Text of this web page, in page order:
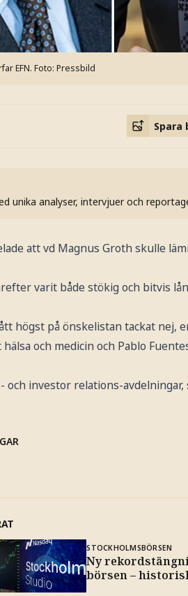
EFN. Foto: Pressbild
Spara
unika analyser, intervjuer och
att vd Magnus Groth skulle
varit både stökig och bitvis
högst på önskelistan tackat nej,
och medicin och Pablo
investor relations-avdelningar,
STOCKHOLMSBÖRSEN
Ny
börsen –